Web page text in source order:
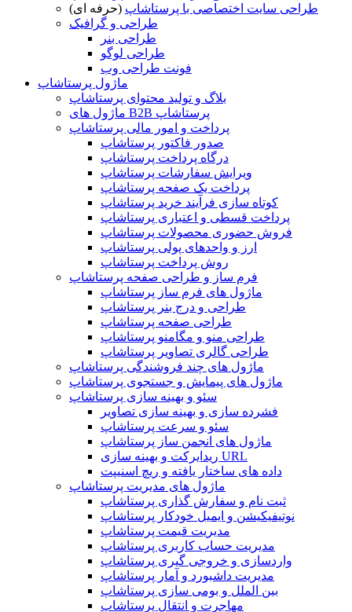
طراحی سایت اختصاصی با پرستاشاپ (حرفه ای)
طراحی و گرافیک
طراحی بنر
طراحی لوگو
فونت طراحی وب
ماژول پرستاشاپ
بلاگ و تولید محتوای پرستاشاپ
ماژول های B2B پرستاشاپ
پرداخت و امور مالی پرستاشاپ
صدور فاکتور پرستاشاپ
درگاه پرداخت پرستاشاپ
ویرایش سفارشات پرستاشاپ
پرداخت یک صفحه پرستاشاپ
کوتاه سازی فرآیند خرید پرستاشاپ
پرداخت قسطی و اعتباری پرستاشاپ
فروش حضوری محصولات پرستاشاپ
ارز و واحدهای پولی پرستاشاپ
روش پرداخت پرستاشاپ
فرم ساز و طراحی صفحه پرستاشاپ
ماژول های فرم ساز پرستاشاپ
طراحی و درج بنر پرستاشاپ
طراحی صفحه پرستاشاپ
طراحی منو و مگامنو پرستاشاپ
طراحی گالری تصاویر پرستاشاپ
ماژول های چند فروشندگی پرستاشاپ
ماژول های پیمایش و جستجوی پرستاشاپ
سئو و بهینه سازی پرستاشاپ
فشرده سازی و بهینه سازی تصاویر
سئو و سرعت پرستاشاپ
ماژول های انجمن ساز پرستاشاپ
ریدایرکت و بهینه سازی URL
داده های ساختار یافته و ریچ اسنیپت
ماژول های مدیریت پرستاشاپ
ثبت نام و سفارش گذاری پرستاشاپ
نوتیفیکیشن و ایمیل خودکار پرستاشاپ
مدیریت قیمت پرستاشاپ
مدیریت حساب کاربری پرستاشاپ
واردسازی و خروجی گیری پرستاشاپ
مدیریت داشبورد و آمار پرستاشاپ
بین الملل و بومی سازی پرستاشاپ
مهاجرت و انتقال پرستاشاپ